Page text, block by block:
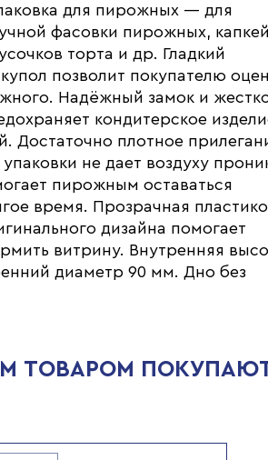
для пирожных — для
фасовки пирожных,
торта и др. Гладкий
позволит покупателю
Надёжный замок и
кондитерское
Достаточно плотное
не дает воздуху
пирожным оставаться
время. Прозрачная
дизайна помогает
витрину. Внутренняя
диаметр 90 мм. Дно без
ТОВАРОМ